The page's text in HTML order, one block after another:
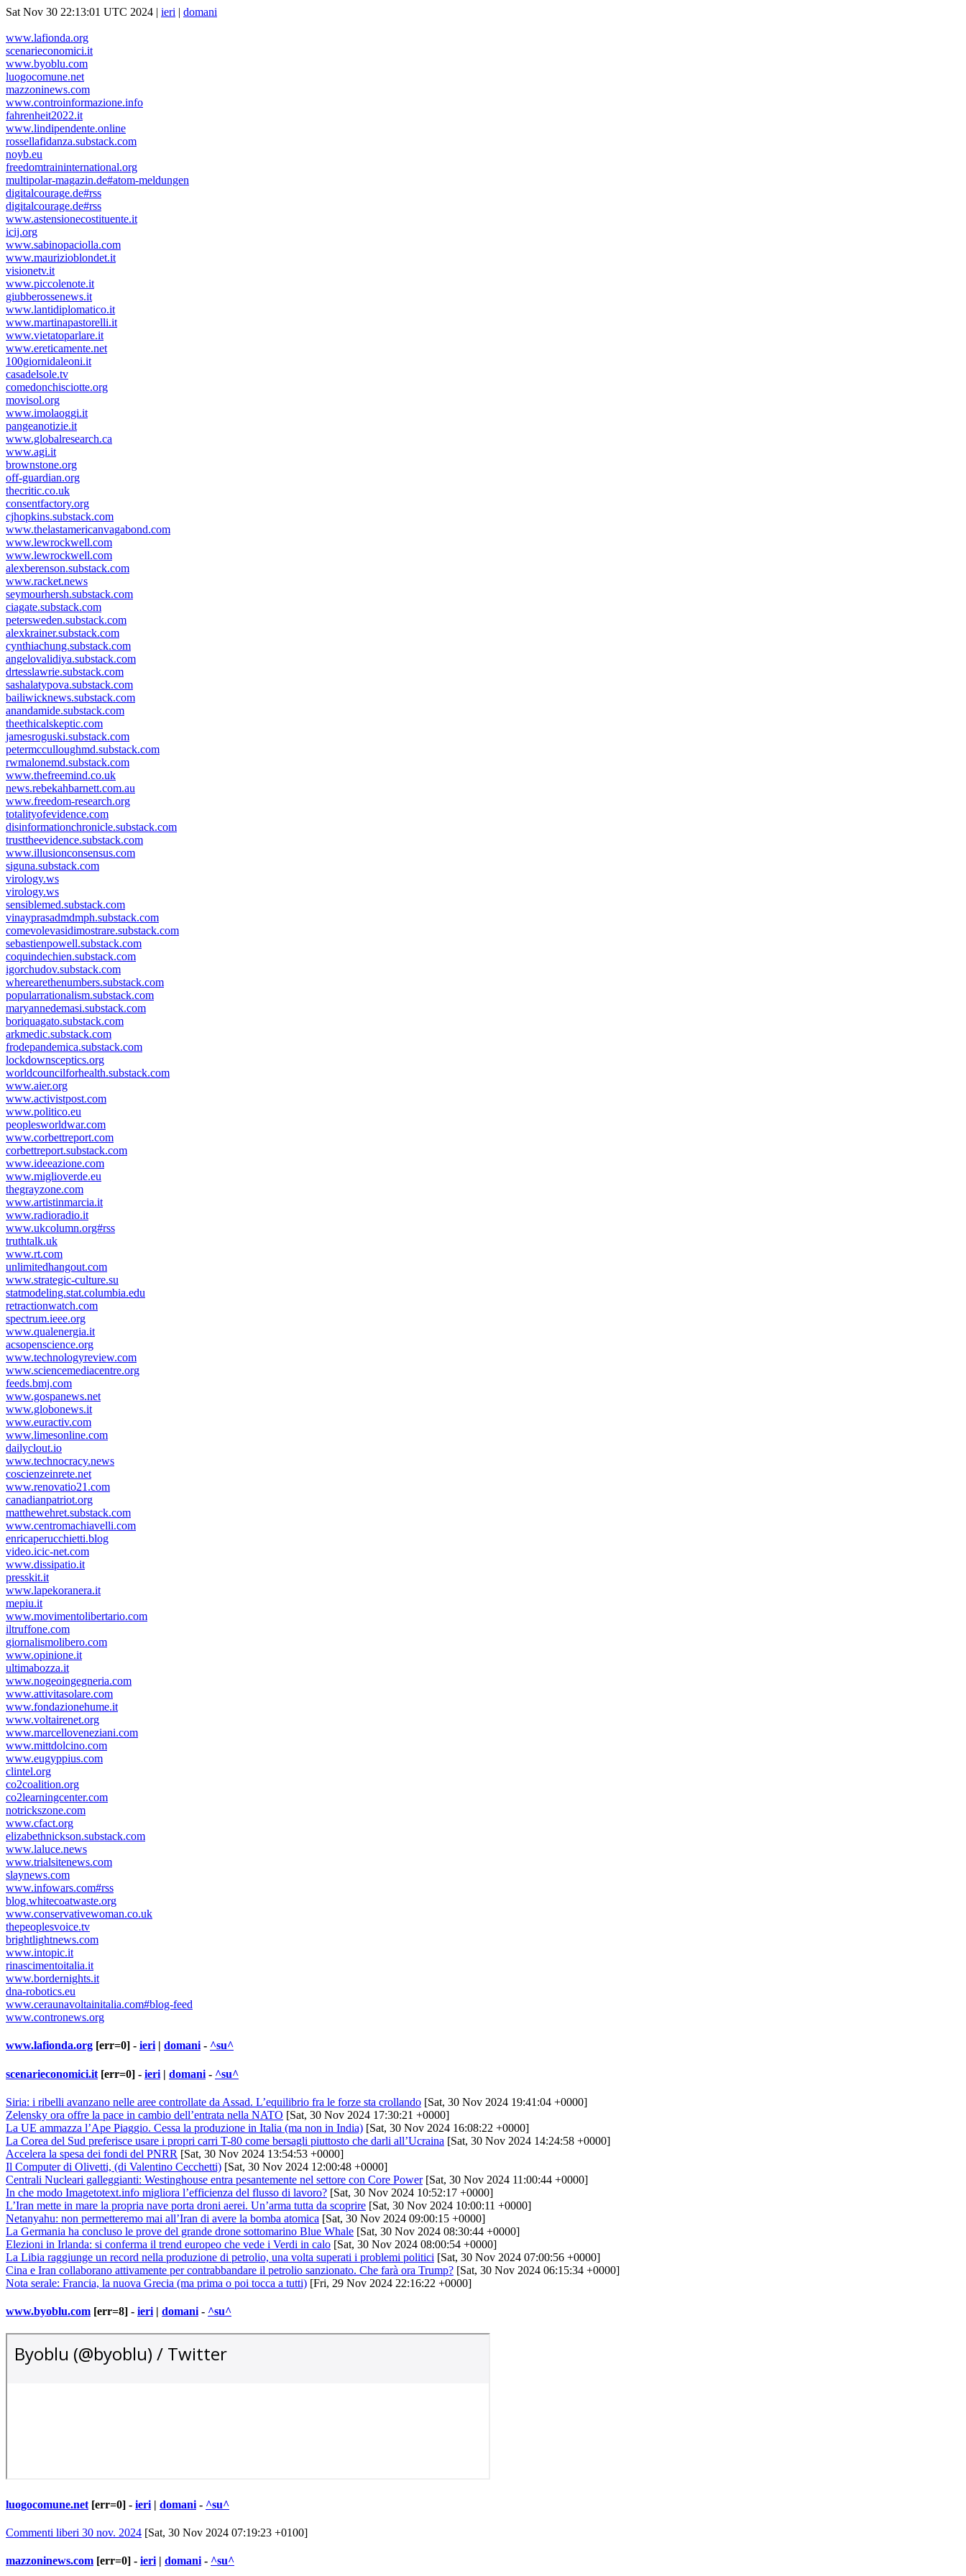
Sat Nov 30 22:13:01 UTC 2024 | ieri | domani
www.lafionda.org
scenarieconomici.it
www.byoblu.com
luogocomune.net
mazzoninews.com
www.controinformazione.info
fahrenheit2022.it
www.lindipendente.online
rossellafidanza.substack.com
noyb.eu
freedomtraininternational.org
multipolar-magazin.de#atom-meldungen
digitalcourage.de#rss
digitalcourage.de#rss
www.astensionecostituente.it
icij.org
www.sabinopaciolla.com
www.maurizioblondet.it
visionetv.it
www.piccolenote.it
giubberossenews.it
www.lantidiplomatico.it
www.martinapastorelli.it
www.vietatoparlare.it
www.ereticamente.net
100giornidaleoni.it
casadelsole.tv
comedonchisciotte.org
movisol.org
www.imolaoggi.it
pangeanotizie.it
www.globalresearch.ca
www.agi.it
brownstone.org
off-guardian.org
thecritic.co.uk
consentfactory.org
cjhopkins.substack.com
www.thelastamericanvagabond.com
www.lewrockwell.com
www.lewrockwell.com
alexberenson.substack.com
www.racket.news
seymourhersh.substack.com
ciagate.substack.com
petersweden.substack.com
alexkrainer.substack.com
cynthiachung.substack.com
angelovalidiya.substack.com
drtesslawrie.substack.com
sashalatypova.substack.com
bailiwicknews.substack.com
anandamide.substack.com
theethicalskeptic.com
jamesroguski.substack.com
petermcculloughmd.substack.com
rwmalonemd.substack.com
www.thefreemind.co.uk
news.rebekahbarnett.com.au
www.freedom-research.org
totalityofevidence.com
disinformationchronicle.substack.com
trusttheevidence.substack.com
www.illusionconsensus.com
siguna.substack.com
virology.ws
virology.ws
sensiblemed.substack.com
vinayprasadmdmph.substack.com
comevolevasidimostrare.substack.com
sebastienpowell.substack.com
coquindechien.substack.com
igorchudov.substack.com
wherearethenumbers.substack.com
popularrationalism.substack.com
maryannedemasi.substack.com
boriquagato.substack.com
arkmedic.substack.com
frodepandemica.substack.com
lockdownsceptics.org
worldcouncilforhealth.substack.com
www.aier.org
www.activistpost.com
www.politico.eu
peoplesworldwar.com
www.corbettreport.com
corbettreport.substack.com
www.ideeazione.com
www.miglioverde.eu
thegrayzone.com
www.artistinmarcia.it
www.radioradio.it
www.ukcolumn.org#rss
truthtalk.uk
www.rt.com
unlimitedhangout.com
www.strategic-culture.su
statmodeling.stat.columbia.edu
retractionwatch.com
spectrum.ieee.org
www.qualenergia.it
acsopenscience.org
www.technologyreview.com
www.sciencemediacentre.org
feeds.bmj.com
www.gospanews.net
www.globonews.it
www.euractiv.com
www.limesonline.com
dailyclout.io
www.technocracy.news
coscienzeinrete.net
www.renovatio21.com
canadianpatriot.org
matthewehret.substack.com
www.centromachiavelli.com
enricaperucchietti.blog
video.icic-net.com
www.dissipatio.it
presskit.it
www.lapekoranera.it
mepiu.it
www.movimentolibertario.com
iltruffone.com
giornalismolibero.com
www.opinione.it
ultimabozza.it
www.nogeoingegneria.com
www.attivitasolare.com
www.fondazionehume.it
www.voltairenet.org
www.marcelloveneziani.com
www.mittdolcino.com
www.eugyppius.com
clintel.org
co2coalition.org
co2learningcenter.com
notrickszone.com
www.cfact.org
elizabethnickson.substack.com
www.laluce.news
www.trialsitenews.com
slaynews.com
www.infowars.com#rss
blog.whitecoatwaste.org
www.conservativewoman.co.uk
thepeoplesvoice.tv
brightlightnews.com
www.intopic.it
rinascimentoitalia.it
www.bordernights.it
dna-robotics.eu
www.ceraunavoltainitalia.com#blog-feed
www.contronews.org
www.lafionda.org [err=0] - ieri | domani - ^su^
scenarieconomici.it [err=0] - ieri | domani - ^su^
Siria: i ribelli avanzano nelle aree controllate da Assad. L’equilibrio fra le forze sta crollando [Sat, 30 Nov 2024 19:41:04 +0000]
Zelensky ora offre la pace in cambio dell’entrata nella NATO [Sat, 30 Nov 2024 17:30:21 +0000]
La UE ammazza l’Ape Piaggio. Cessa la produzione in Italia (ma non in India) [Sat, 30 Nov 2024 16:08:22 +0000]
La Corea del Sud preferisce usare i propri carri T-80 come bersagli piuttosto che darli all’Ucraina [Sat, 30 Nov 2024 14:24:58 +0000]
Accelera la spesa dei fondi del PNRR [Sat, 30 Nov 2024 13:54:53 +0000]
Il Computer di Olivetti, (di Valentino Cecchetti) [Sat, 30 Nov 2024 12:00:48 +0000]
Centrali Nucleari galleggianti: Westinghouse entra pesantemente nel settore con Core Power[Sat, 30 Nov 2024 11:00:44 +0000]
In che modo Imagetotext.info migliora l’efficienza del flusso di lavoro? [Sat, 30 Nov 2024 10:52:17 +0000]
L’Iran mette in mare la propria nave porta droni aerei. Un’arma tutta da scoprire [Sat, 30 Nov 2024 10:00:11 +0000]
Netanyahu: non permetteremo mai all’Iran di avere la bomba atomica [Sat, 30 Nov 2024 09:00:15 +0000]
La Germania ha concluso le prove del grande drone sottomarino Blue Whale [Sat, 30 Nov 2024 08:30:44 +0000]
Elezioni in Irlanda: si conferma il trend europeo che vede i Verdi in calo [Sat, 30 Nov 2024 08:00:54 +0000]
La Libia raggiunge un record nella produzione di petrolio, una volta superati i problemi politici [Sat, 30 Nov 2024 07:00:56 +0000]
Cina e Iran collaborano attivamente per contrabbandare il petrolio sanzionato. Che farà ora Trump? [Sat, 30 Nov 2024 06:15:34 +0000]
Nota serale: Francia, la nuova Grecia (ma prima o poi tocca a tutti) [Fri, 29 Nov 2024 22:16:22 +0000]
www.byoblu.com [err=8] - ieri | domani - ^su^
luogocomune.net [err=0] - ieri | domani - ^su^
Commenti liberi 30 nov. 2024 [Sat, 30 Nov 2024 07:19:23 +0100]
mazzoninews.com [err=0] - ieri | domani - ^su^